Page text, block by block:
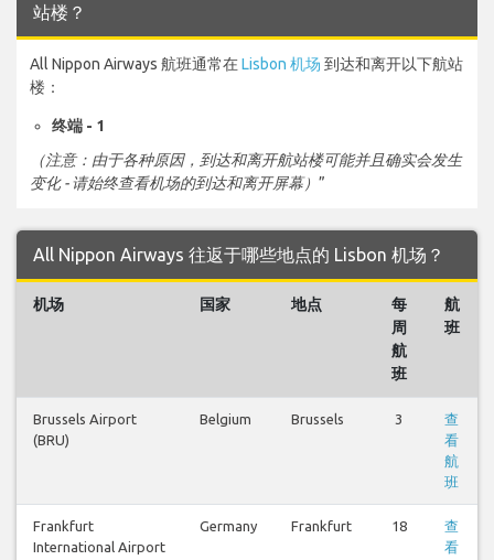
站楼？
All Nippon Airways 航班通常在Lisbon 机场 到达和离开以下航站
楼：
终端 - 1
（注意：由于各种原因，到达和离开航站楼可能并且确实会发生
变化 - 请始终查看机场的到达和离开屏幕） ”
All Nippon Airways 往返于哪些地点的 Lisbon 机场？
机场 国家 地点
每
周
航
班
航
班
Brussels Airport
(BRU)
Belgium Brussels 3
查
看
航
班
Frankfurt
International Airport
Germany Frankfurt 18
查
看